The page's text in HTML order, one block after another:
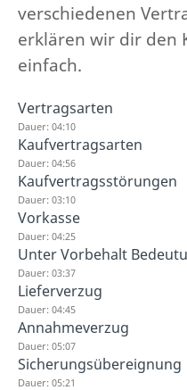
verschiedenen
erklären wir dir den
einfach.
Vertragsarten
Dauer: 04:10
Kaufvertragsarten
Dauer: 04:56
Kaufvertragsstörungen
Dauer: 03:10
Vorkasse
Dauer: 04:25
Unter Vorbehalt
Dauer: 03:37
Lieferverzug
Dauer: 04:45
Annahmeverzug
Dauer: 05:07
Sicherungsübereignung
Dauer: 05:21